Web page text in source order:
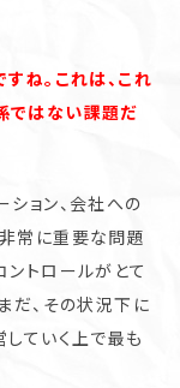
ね。これは、これ
ではない課題だ
ョン、会社への
常に重要な問題
ントロールがとて
だ、その状況下に
していく上で最も